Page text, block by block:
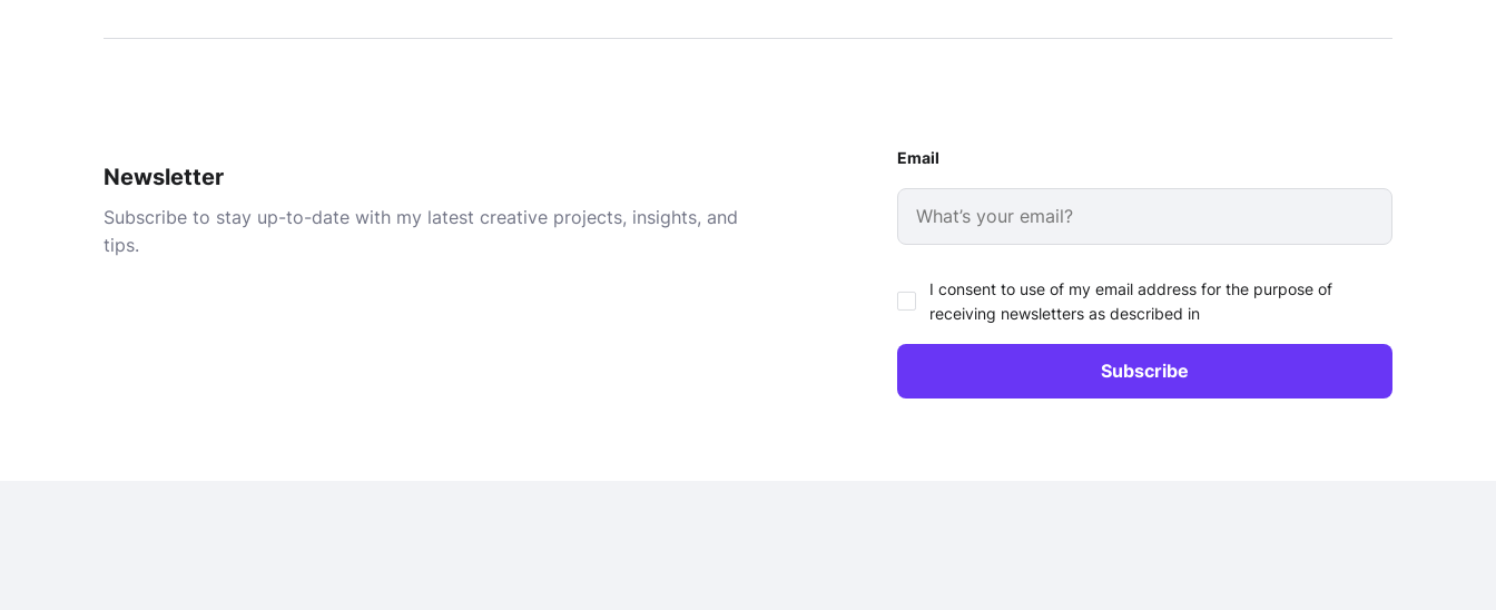
Newsletter
Subscribe to stay up-to-date with my latest creative projects, insights, and
tips.
Email
I consent to use of my email address for the purpose of
receiving newsletters as described in